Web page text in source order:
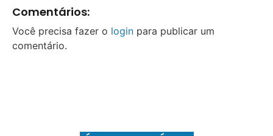
Comentários:
Você precisa fazer o login para publicar um
comentário.